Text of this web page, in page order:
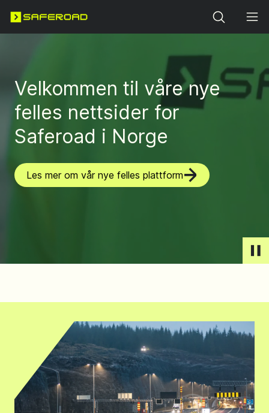
Search
Velkommen til våre nye
felles nettsider for
Saferoad i Norge
Les mer om vår nye felles plattform